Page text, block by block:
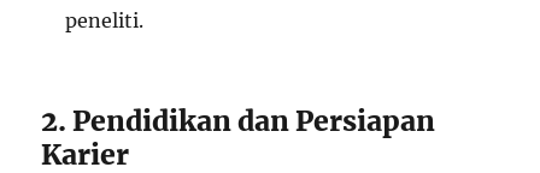
peneliti.
2. Pendidikan dan Persiapan
Karier